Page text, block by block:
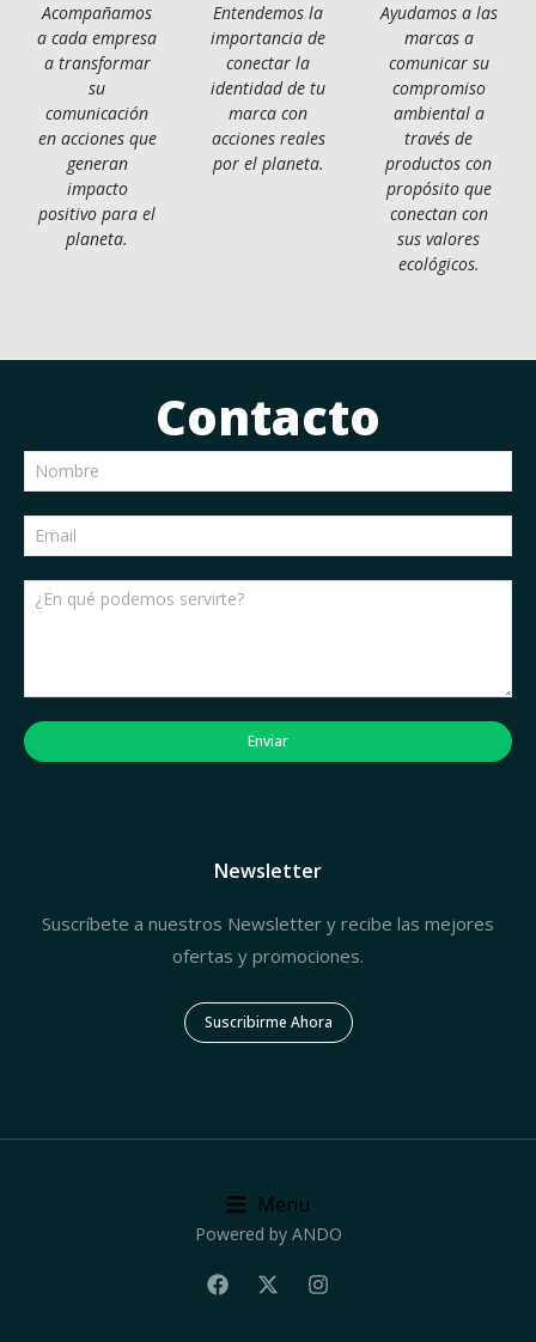
Acompañamos
a cada empresa
a transformar
su
comunicación
en acciones que
generan
impacto
positivo para el
planeta.
Entendemos la
importancia de
conectar la
identidad de tu
marca con
acciones reales
por el planeta.
Ayudamos a las
marcas a
comunicar su
compromiso
ambiental a
través de
productos con
propósito que
conectan con
sus valores
ecológicos.
Contacto
Enviar
Newsletter
Suscríbete a nuestros Newsletter y recibe las mejores
ofertas y promociones.
Suscribirme Ahora
Menu
Powered by ANDO